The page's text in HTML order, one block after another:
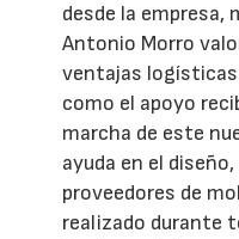
desde la
Antonio Morro
ventajas
como el apoyo
marcha de este
ayuda en el
proveedores de
realizado durante